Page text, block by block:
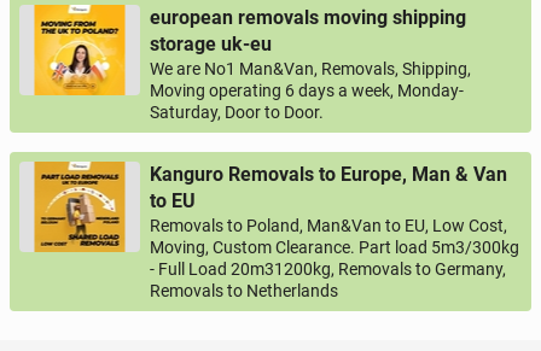
european removals moving shipping
storage uk-eu
We are No1 Man&Van, Removals, Shipping,
Moving operating 6 days a week, Monday-
Saturday, Door to Door.
Kanguro Removals to Europe, Man & Van
to EU
Removals to Poland, Man&Van to EU, Low Cost,
Moving, Custom Clearance. Part load 5m3/300kg
- Full Load 20m31200kg, Removals to Germany,
Removals to Netherlands